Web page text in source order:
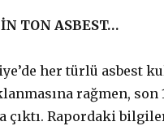
TON ASBEST…
her türlü asbest
rağmen,
çıktı. Rapordaki